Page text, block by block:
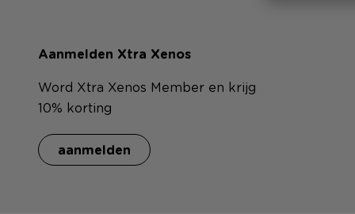
Aanmelden Xtra Xenos
Word Xtra Xenos Member en krijg
10% korting
aanmelden